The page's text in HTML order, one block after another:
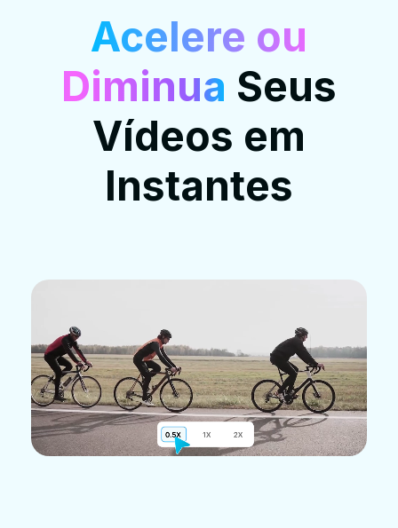
Acelere ou
Diminua Seus
Vídeos em
Instantes